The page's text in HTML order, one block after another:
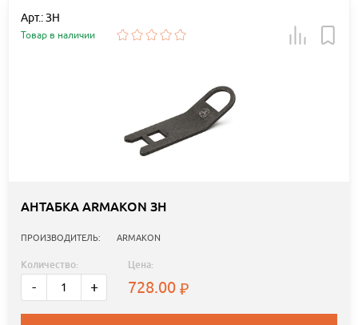
Арт.: ЗН
Товар в наличии
АНТАБКА ARMAKON ЗН
ПРОИЗВОДИТЕЛЬ: ARMAKON
Количество:
- +
Цена:
728.00